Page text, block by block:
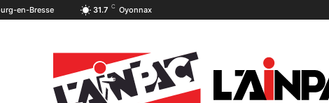
en-Bresse 31.7 C Oyonnax